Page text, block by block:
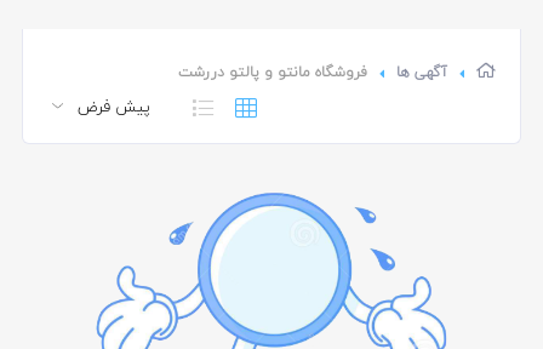
آگهی ها فروشگاه مانتو و پالتو دررشت